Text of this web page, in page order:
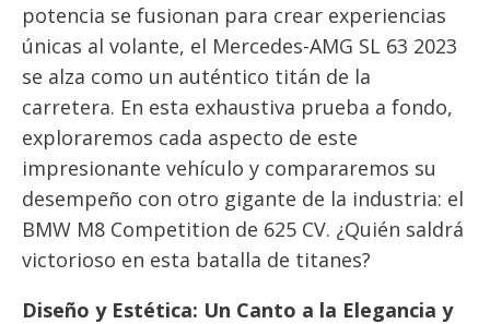
potencia se fusionan para crear experiencias
únicas al volante, el Mercedes-AMG SL 63 2023
se alza como un auténtico titán de la
carretera. En esta exhaustiva prueba a fondo,
exploraremos cada aspecto de este
impresionante vehículo y compararemos su
desempeño con otro gigante de la industria: el
BMW M8 Competition de 625 CV. ¿Quién saldrá
victorioso en esta batalla de titanes?
Diseño y Estética: Un Canto a la Elegancia y